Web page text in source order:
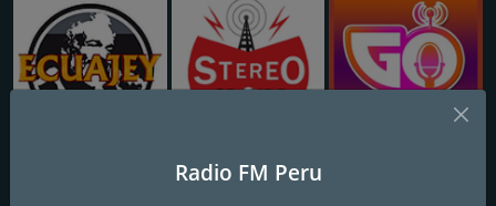
Radio Stereo Grande
Radio FM Peru